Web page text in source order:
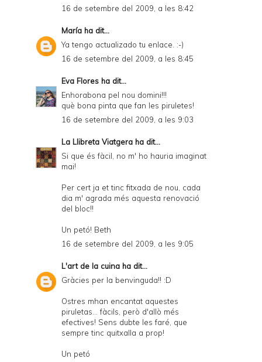
16 de setembre del 2009, a les 8:42
María ha dit...
Ya tengo actualizado tu enlace. :-)
16 de setembre del 2009, a les 8:45
Eva Flores ha dit...
Enhorabona pel nou domini!!!
què bona pinta que fan les piruletes!
16 de setembre del 2009, a les 9:03
La Llibreta Viatgera ha dit...
Si que és fàcil, no m' ho hauria imaginat
mai!
Per cert ja et tinc fitxada de nou, cada
dia m' agrada més aquesta renovació
del bloc!!
Un petó! Beth
16 de setembre del 2009, a les 9:05
L'art de la cuina ha dit...
Gràcies per la benvinguda!! :D
Ostres mhan encantat aquestes
piruletas... fàcils, però d'allò més
efectives! Sens dubte les faré, que
sempre tinc quitxalla a prop!
Un petó